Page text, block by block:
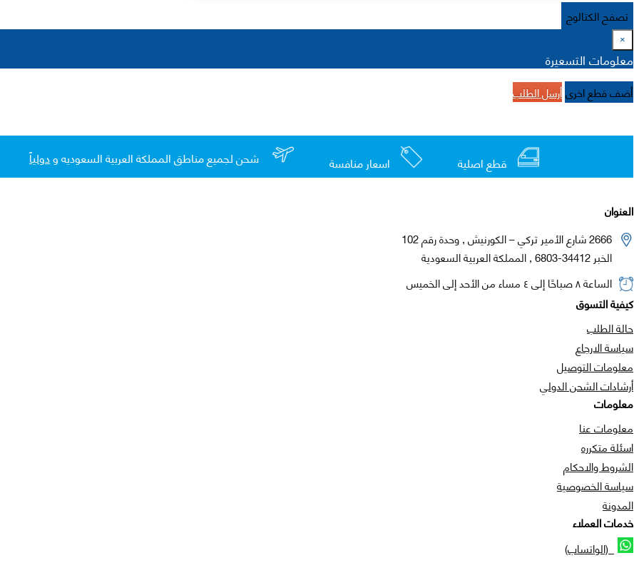
تصفح الكتالوج
×
معلومات التسعيرة
أضف قطع اخرىأرسل الطلب
قطع اصلية اسعار منافسة شحن لجميع مناطق المملكة العربية السعوديه ودولياً
العنوان
2666 شارع الأمير تركي – الكورنيش , وحدة رقم 102
الخبر 34412-6803 , المملكة العربية السعودية
الساعة ٨ صباحًا إلى ٤ مساء من الأحد إلى الخميس
كيفية التسوق
حالة الطلب
سياسة الارجاع
معلومات التوصيل
أرشادات الشحن الدولي
معلومات
معلومات عنا
اسئلة متكرره
الشروط والاحكام
سياسة الخصوصية
المدونة
خدمات العملاء
(الواتساب)